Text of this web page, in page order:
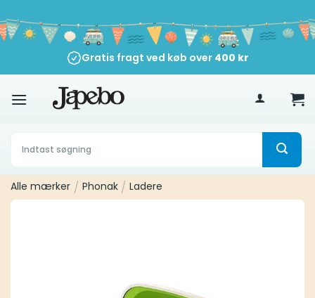
til
indhold
Gratis fragt ved køb over 400 kr
Søg
efter:
Alle mærker / Phonak / Ladere